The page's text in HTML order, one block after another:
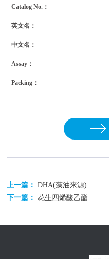
Catalog No.：
英文名：
中文名：
Assay：
Packing：
上一篇：DHA(藻油来源)
下一篇：花生四烯酸乙酯